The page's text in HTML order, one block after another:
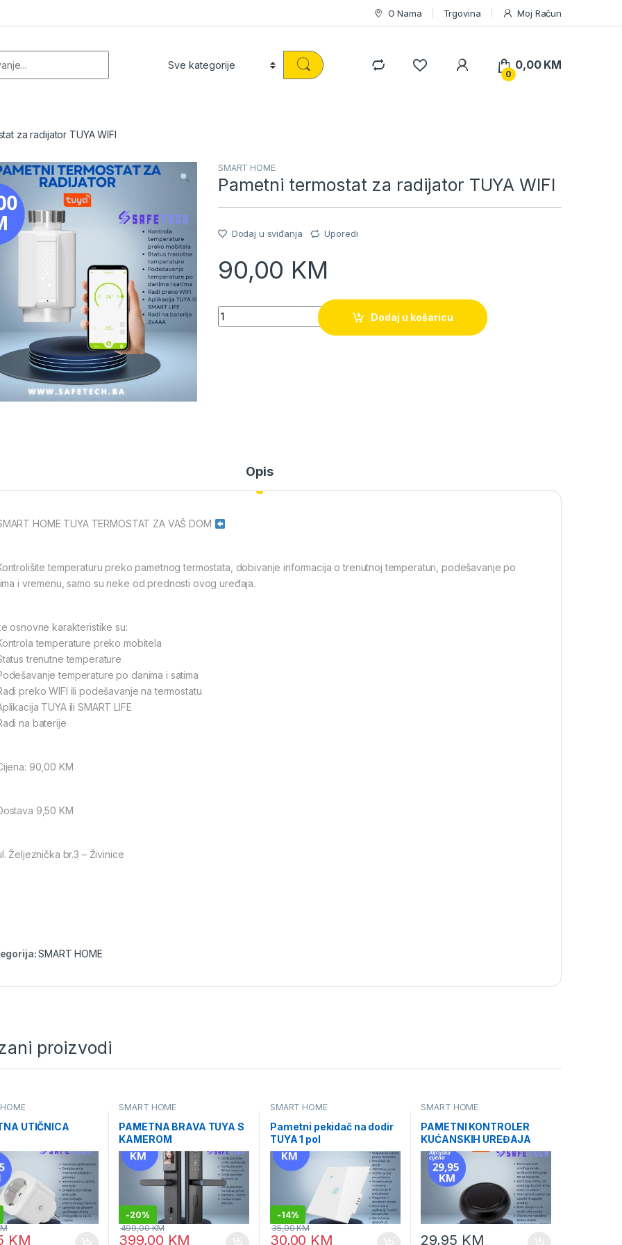
O Nama Trgovina Moj Račun
0
0,00 KM
za radijator TUYA WIFI
SMART HOME
Pametni termostat za radijator TUYA WIFI
Dodaj u sviđanja Uporedi
90,00 KM
Quantity
Dodaj u košaricu
Opis
HOME TUYA TERMOSTAT ZA VAŠ DOM
temperaturu preko pametnog termostata, dobivanje informacija o trenutnoj temperaturi, podešavanje po
i vremenu, samo su neke od prednosti ovog uređaja.
osnovne karakteristike su:
temperature preko mobitela
trenutne temperature
temperature po danima i satima
preko WIFI ili podešavanje na termostatu
TUYA ili SMART LIFE
na baterije
90,00 KM
9,50 KM
Željeznička br.3 – Živinice
SMART HOME
proizvodi
UTIČNICA
KM
SMART HOME
PAMETNA BRAVA TUYA S
KAMEROM
-20%
399,00 KM
499,00KM
SMART HOME
Pametni pekidač na dodir
TUYA 1 pol
-14%
30,00 KM
35,00KM
SMART HOME
PAMETNI KONTROLER
KUĆANSKIH UREĐAJA
TUYA
29,95 KM